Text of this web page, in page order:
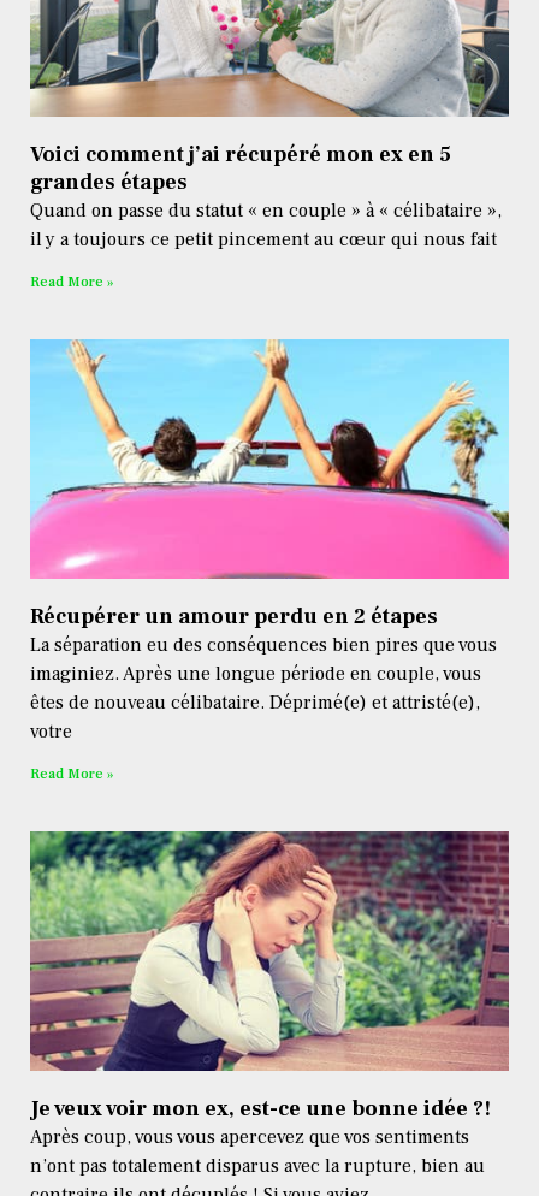
Voici comment j’ai récupéré mon ex en 5
grandes étapes
Quand on passe du statut « en couple » à « célibataire »,
il y a toujours ce petit pincement au cœur qui nous fait
Read More »
Récupérer un amour perdu en 2 étapes
La séparation eu des conséquences bien pires que vous
imaginiez. Après une longue période en couple, vous
êtes de nouveau célibataire. Déprimé(e) et attristé(e),
votre
Read More »
Je veux voir mon ex, est-ce une bonne idée ?!
Après coup, vous vous apercevez que vos sentiments
n’ont pas totalement disparus avec la rupture, bien au